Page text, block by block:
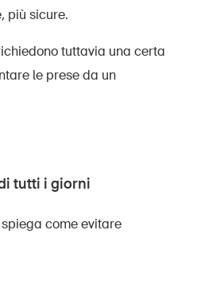
più sicure.
tuttavia una certa
le prese da un
tutti i giorni
come evitare